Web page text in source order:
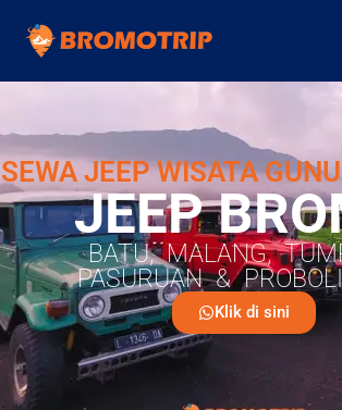
SEWA JEEP WISATA
JEEP
BATU, MALANG,
PASURUAN &
Klik di sini